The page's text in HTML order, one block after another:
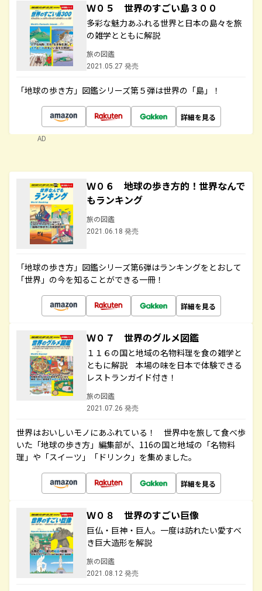
Ｗ０５ 世界のすごい島３００
多彩な魅力あふれる世界と日本の島々を旅
の雑学とともに解説
旅の図鑑
2021.05.27 発売
「地球の歩き方」図鑑シリーズ第５弾は世界の「島」！
詳細を見る
AD
Ｗ０６ 地球の歩き方的！世界なんで
もランキング
旅の図鑑
2021.06.18 発売
「地球の歩き方」図鑑シリーズ第6弾はランキングをとおして
「世界」の今を知ることができる一冊！
詳細を見る
Ｗ０７ 世界のグルメ図鑑
１１６の国と地域の名物料理を食の雑学と
ともに解説 本場の味を日本で体験できる
レストランガイド付き！
旅の図鑑
2021.07.26 発売
世界はおいしいモノにあふれている！ 世界中を旅して食べ歩
いた「地球の歩き方」編集部が、116の国と地域の「名物料
理」や「スイーツ」「ドリンク」を集めました。
詳細を見る
Ｗ０８ 世界のすごい巨像
巨仏・巨神・巨人。一度は訪れたい愛すべ
き巨大造形を解説
旅の図鑑
2021.08.12 発売